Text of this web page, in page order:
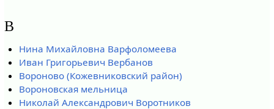
В
Нина Михайловна Варфоломеева
Иван Григорьевич Вербанов
Вороново (Кожевниковский район)
Вороновская мельница
Николай Александрович Воротников